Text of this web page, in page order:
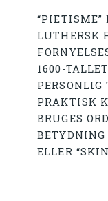
“PIETISME”
LUTHERSK
1600-
PRAKTISK
BRUGES
ELLER